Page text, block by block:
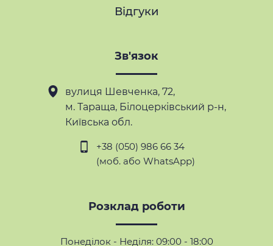
Відгуки
Зв'язок
вулиця Шевченка, 72,
м. Тараща, Білоцерківський р-н,
Київська обл.
+38 (050) 986 66 34
(моб. або WhatsApp)
Розклад роботи
Понеділок - Неділя: 09:00 - 18:00